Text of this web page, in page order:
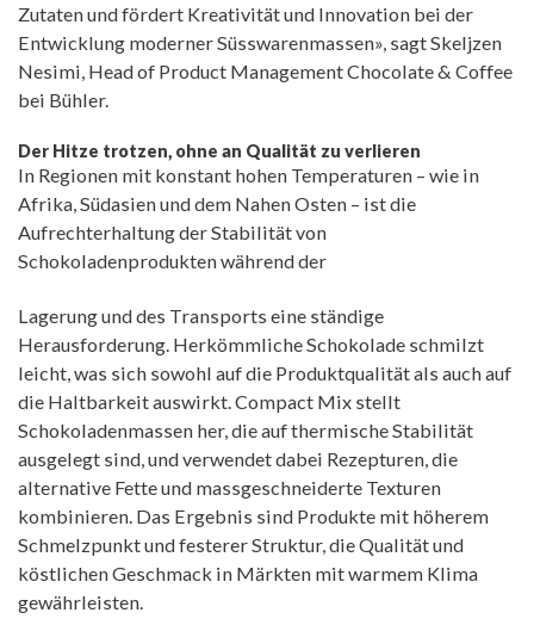
Zutaten und fördert Kreativität und Innovation bei der
Entwicklung moderner Süsswarenmassen», sagt Skeljzen
Nesimi, Head of Product Management Chocolate & Coffee
bei Bühler.
Der Hitze trotzen, ohne an Qualität zu verlieren
In Regionen mit konstant hohen Temperaturen – wie in
Afrika, Südasien und dem Nahen Osten – ist die
Aufrechterhaltung der Stabilität von
Schokoladenprodukten während der
Lagerung und des Transports eine ständige
Herausforderung. Herkömmliche Schokolade schmilzt
leicht, was sich sowohl auf die Produktqualität als auch auf
die Haltbarkeit auswirkt. Compact Mix stellt
Schokoladenmassen her, die auf thermische Stabilität
ausgelegt sind, und verwendet dabei Rezepturen, die
alternative Fette und massgeschneiderte Texturen
kombinieren. Das Ergebnis sind Produkte mit höherem
Schmelzpunkt und festerer Struktur, die Qualität und
köstlichen Geschmack in Märkten mit warmem Klima
gewährleisten.